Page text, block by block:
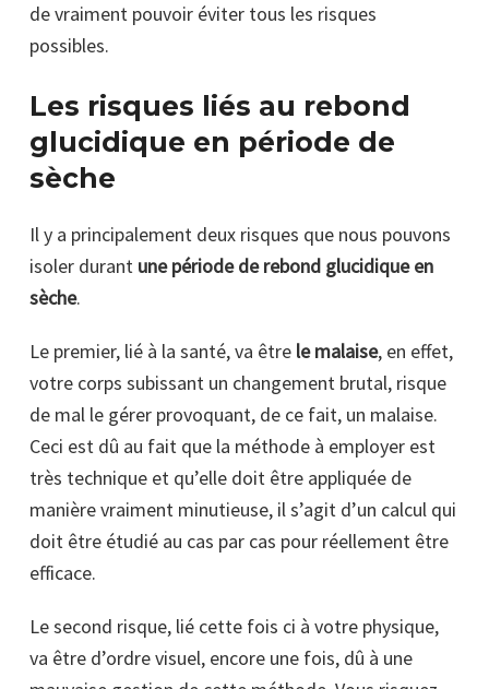
de vraiment pouvoir éviter tous les risques
possibles.
Les risques liés au rebond
glucidique en période de
sèche
Il y a principalement deux risques que nous pouvons
isoler durant une période de rebond glucidique en
sèche.
Le premier, lié à la santé, va être le malaise, en effet,
votre corps subissant un changement brutal, risque
de mal le gérer provoquant, de ce fait, un malaise.
Ceci est dû au fait que la méthode à employer est
très technique et qu’elle doit être appliquée de
manière vraiment minutieuse, il s’agit d’un calcul qui
doit être étudié au cas par cas pour réellement être
efficace.
Le second risque, lié cette fois ci à votre physique,
va être d’ordre visuel, encore une fois, dû à une